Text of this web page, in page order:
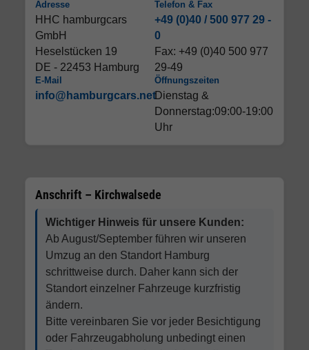
Adresse
HHC hamburgcars
GmbH
Heselstücken 19
DE - 22453 Hamburg
Telefon & Fax
+49 (0)40 / 500 977 29 -
0
Fax: +49 (0)40 500 977
29-49
E-Mail
info@hamburgcars.net
Öffnungszeiten
Dienstag &
Donnerstag:09:00-19:00
Uhr
Anschrift – Kirchwalsede
Wichtiger Hinweis für unsere Kunden:
Ab August/September führen wir unseren
Umzug an den Standort Hamburg
schrittweise durch. Daher kann sich der
Standort einzelner Fahrzeuge kurzfristig
ändern.
Bitte vereinbaren Sie vor jeder Besichtigung
oder Fahrzeugabholung unbedingt einen